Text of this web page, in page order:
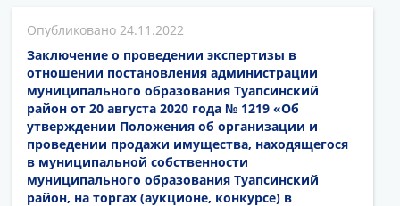
24.11.2022
Заключение о проведении экспертизы в
отношении постановления администрации
муниципального образования Туапсинский
район от 20 августа 2020 года № 1219 «Об
утверждении Положения об организации и
проведении продажи имущества, находящегося
в муниципальной собственности
муниципального образования Туапсинский
район, на торгах (аукционе, конкурсе) в